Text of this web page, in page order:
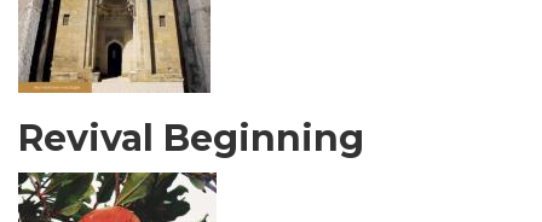
Revival Beginning